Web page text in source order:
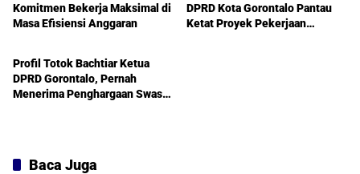
Komitmen Bekerja Maksimal di
Masa Efisiensi Anggaran
DPRD Kota Gorontalo Pantau
Ketat Proyek Pekerjaan
DPRD Gorontalo
Profil Totok Bachtiar Ketua
DPRD Gorontalo, Pernah
Menerima Penghargaan Swasti
Baca Juga